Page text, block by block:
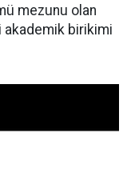
mezunu olan
akademik birikimi